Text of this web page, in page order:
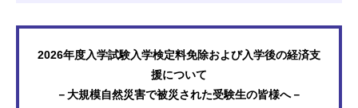
2026年度入学試験入学検定料免除および入学後の経済支
援について
－大規模自然災害で被災された受験生の皆様へ－